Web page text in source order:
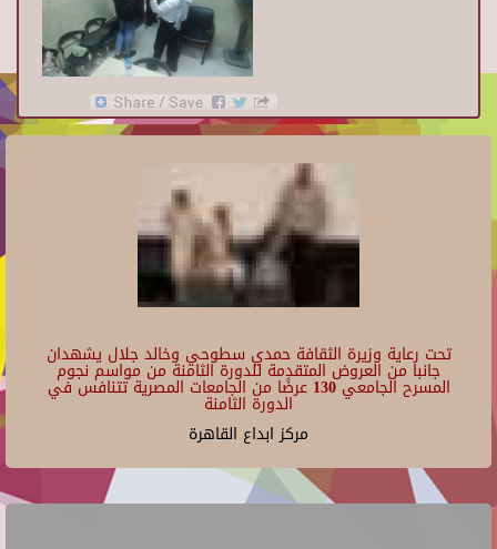
تحت رعاية وزيرة الثقافة حمدي سطوحي وخالد جلال يشهدان
جانبا من العروض المتقدمة للدورة الثامنة من مواسم نجوم
المسرح الجامعي 130 عرضًا من الجامعات المصرية تتنافس في
الدورة الثامنة
مركز ابداع القاهرة